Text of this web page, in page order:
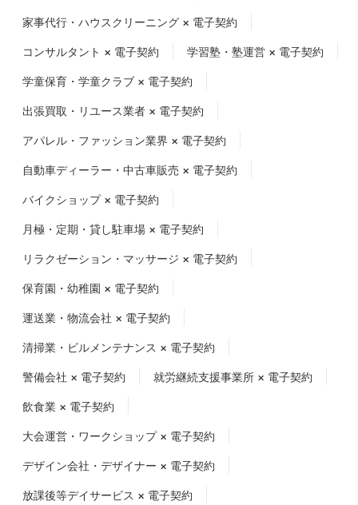
家事代行・ハウスクリーニング × 電子契約
コンサルタント × 電子契約 学習塾・塾運営 × 電子契約
学童保育・学童クラブ × 電子契約
出張買取・リユース業者 × 電子契約
アパレル・ファッション業界 × 電子契約
自動車ディーラー・中古車販売 × 電子契約
バイクショップ × 電子契約
月極・定期・貸し駐車場 × 電子契約
リラクゼーション・マッサージ × 電子契約
保育園・幼稚園 × 電子契約
運送業・物流会社 × 電子契約
清掃業・ビルメンテナンス × 電子契約
警備会社 × 電子契約 就労継続支援事業所 × 電子契約
飲食業 × 電子契約
大会運営・ワークショップ × 電子契約
デザイン会社・デザイナー × 電子契約
放課後等デイサービス × 電子契約